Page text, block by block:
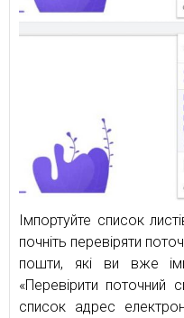
Імпортуйте список
почніть перевіряти
пошти, які ви вже
«Перевірити поточний
список адрес